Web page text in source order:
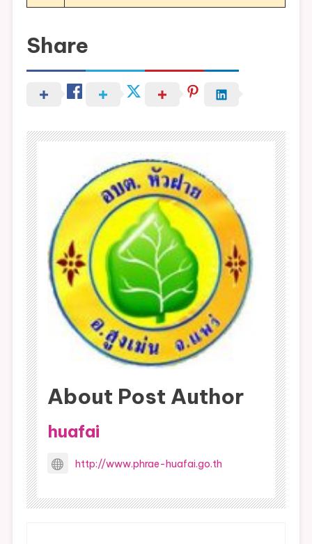
Share
About Post Author
huafai
http://www.phrae-huafai.go.th